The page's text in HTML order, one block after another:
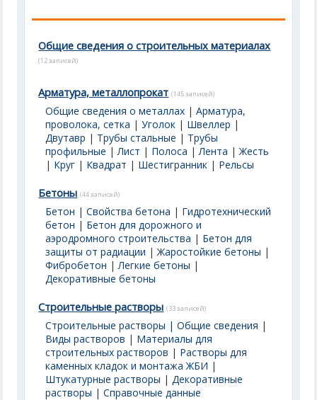
Общие сведения о строительных материалах
(12 записей)
Арматура, металлопрокат (145 записей)
Общие сведения о металлах |Арматура,
проволока, сетка |Уголок | Швеллер |
Двутавр | Трубы стальные | Трубы
профильные |Лист | Полоса |Лента |Жесть
| Круг | Квадрат | Шестигранник | Рельсы
Бетоны (44 записей)
Бетон |Свойства бетона | Гидротехнический
бетон | Бетон для дорожного и
аэродромного строительства | Бетон для
защиты от радиации |Жаростойкие бетоны |
Фибробетон |Легкие бетоны |
Декоративные бетоны
Строительные растворы (33 записей)
Строительные растворы | Общие сведения |
Виды растворов | Материалы для
строительных растворов | Растворы для
каменных кладок и монтажа ЖБИ |
Штукатурные растворы |Декоративные
растворы |Справочные данные